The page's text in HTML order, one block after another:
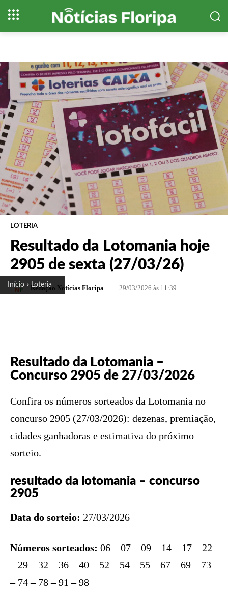
Início Loteria
LOTERIA
Resultado da Lotomania hoje
2905 de sexta (27/03/26)
Redação Notícias Floripa 29/03/2026 às 11:39
Resultado da Lotomania –
Concurso 2905 de 27/03/2026
Confira os números sorteados da Lotomania no
concurso 2905 (27/03/2026): dezenas, premiação,
cidades ganhadoras e estimativa do próximo
sorteio.
resultado da lotomania – concurso
2905
Data do sorteio: 27/03/2026
Números sorteados: 06 – 07 – 09 – 14 – 17 – 22
– 29 – 32 – 36 – 40 – 52 – 54 – 55 – 67 – 69 – 73
– 74 – 78 – 91 – 98